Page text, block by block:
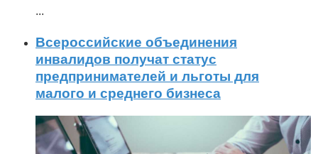
...
Всероссийские объединения
инвалидов получат статус
предпринимателей и льготы для
малого и среднего бизнеса